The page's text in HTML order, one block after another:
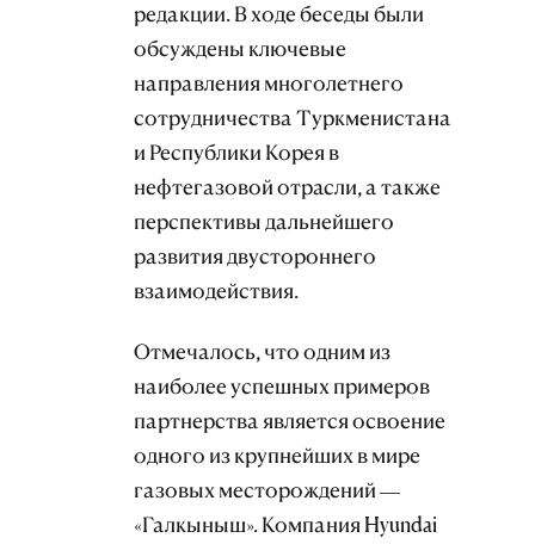
редакции. В ходе беседы были
обсуждены ключевые
направления многолетнего
сотрудничества Туркменистана
и Республики Корея в
нефтегазовой отрасли, а также
перспективы дальнейшего
развития двустороннего
взаимодействия.
Отмечалось, что одним из
наиболее успешных примеров
партнерства является освоение
одного из крупнейших в мире
газовых месторождений —
«Галкыныш». Компания Hyundai